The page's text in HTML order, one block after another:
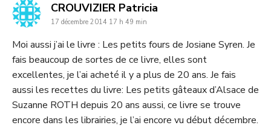
CROUVIZIER Patricia
17 décembre 2014 17 h 49 min
Moi aussi j’ai le livre : Les petits fours de Josiane Syren. Je
fais beaucoup de sortes de ce livre, elles sont
excellentes, je l’ai acheté il y a plus de 20 ans. Je fais
aussi les recettes du livre: Les petits gâteaux d’Alsace de
Suzanne ROTH depuis 20 ans aussi, ce livre se trouve
encore dans les librairies, je l’ai encore vu début décembre.